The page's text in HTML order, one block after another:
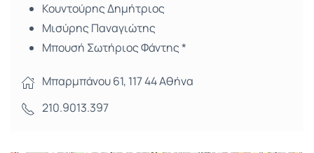
Κουντούρης Δημήτριος
Μισύρης Παναγιώτης
Μπουσή Σωτήριος Φάντης *
Μπαρμπάνου 61, 117 44 Αθήνα
210.9013.397